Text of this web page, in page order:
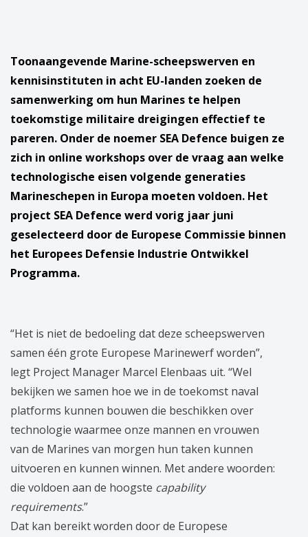
Toonaangevende Marine-scheepswerven en
kennisinstituten in acht EU-landen zoeken de
samenwerking om hun Marines te helpen
toekomstige militaire dreigingen effectief te
pareren. Onder de noemer SEA Defence buigen ze
zich in online workshops over de vraag aan welke
technologische eisen volgende generaties
Marineschepen in Europa moeten voldoen. Het
project SEA Defence werd vorig jaar juni
geselecteerd door de Europese Commissie binnen
het Europees Defensie Industrie Ontwikkel
Programma.
“Het is niet de bedoeling dat deze scheepswerven
samen één grote Europese Marinewerf worden”,
legt Project Manager Marcel Elenbaas uit. “Wel
bekijken we samen hoe we in de toekomst naval
platforms kunnen bouwen die beschikken over
technologie waarmee onze mannen en vrouwen
van de Marines van morgen hun taken kunnen
uitvoeren en kunnen winnen. Met andere woorden:
die voldoen aan de hoogste capability
requirements.”
Dat kan bereikt worden door de Europese